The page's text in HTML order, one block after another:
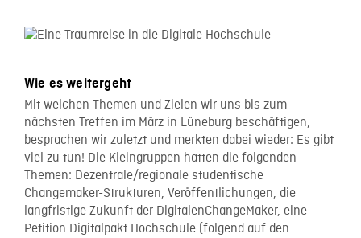
Wie es weitergeht
Mit welchen Themen und Zielen wir uns bis zum
nächsten Treffen im März in Lüneburg beschäftigen,
besprachen wir zuletzt und merkten dabei wieder: Es gibt
viel zu tun! Die Kleingruppen hatten die folgenden
Themen: Dezentrale/regionale studentische
Changemaker-Strukturen, Veröffentlichungen, die
langfristige Zukunft der DigitalenChangeMaker, eine
Petition Digitalpakt Hochschule (folgend auf den